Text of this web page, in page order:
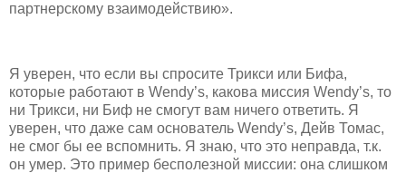
партнерскому взаимодействию».
Я уверен, что если вы спросите Трикси или Бифа,
которые работают в Wendy’s, какова миссия Wendy’s, то
ни Трикси, ни Биф не смогут вам ничего ответить. Я
уверен, что даже сам основатель Wendy’s, Дейв Томас,
не смог бы ее вспомнить. Я знаю, что это неправда, т.к.
он умер. Это пример бесполезной миссии: она слишком